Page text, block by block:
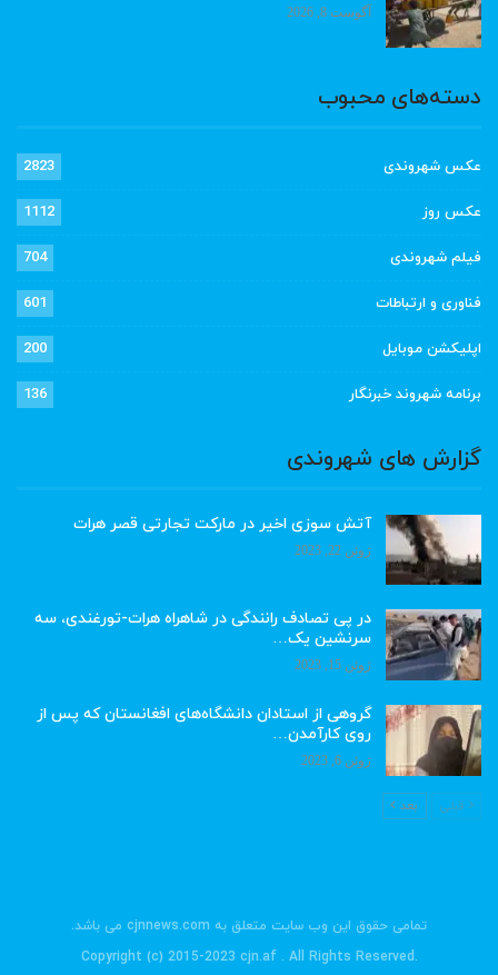
آگوست 8, 2026
دسته‌های محبوب
عکس شهروندی 2823
عکس روز 1112
فیلم شهروندی 704
فناوری و ارتباطات 601
اپلیکشن موبایل 200
برنامه شهروند خبرنگار 136
گزارش های شهروندی
آتش سوزی اخیر در مارکت تجارتی قصر هرات
ژوئن 22, 2023
در پی تصادف رانندگی در شاهراه هرات-تورغندی، سه
سرنشین یک…
ژوئن 15, 2023
گروهی از استادان دانشگاه‌های افغانستان که پس از
روی کارآمدن…
ژوئن 6, 2023
قبلی بعد
تمامی حقوق این وب سایت متعلق به cjnnews.com می باشد.
.Copyright (c) 2015-2023 cjn.af . All Rights Reserved